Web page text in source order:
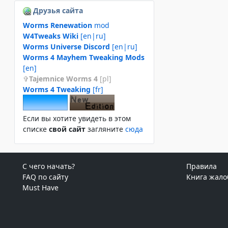
Друзья сайта
Worms Renewation mod
W4Tweaks Wiki [en|ru]
Worms Universe Discord [en|ru]
Worms 4 Mayhem Tweaking Mods
[en]
Tajemnice Worms 4 [pl]
Worms 4 Tweaking [fr]
Если вы хотите увидеть в этом
спиcке свой сайт загляните сюда
С чего начать?
FAQ по сайту
Must Have
Правила
Книга